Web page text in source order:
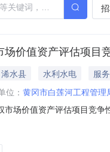
价值资产评估项目
水县 水利水电
服务
位： 黄冈市白莲河工程管理
市场价值资产评估项目竞
水库供水经营权市场价值